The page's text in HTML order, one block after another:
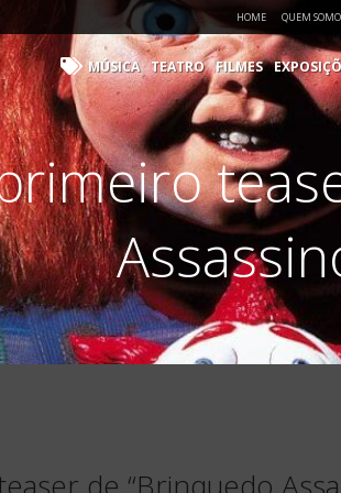
HOME QUEM
MÚSICA TEATRO FILMES
de “Brinquedo